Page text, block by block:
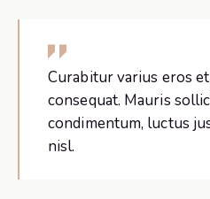
Curabitur varius eros
consequat. Mauris
condimentum, luctus
nisl.